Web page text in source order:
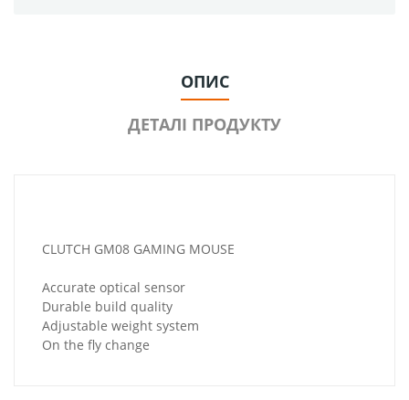
ОПИС
ДЕТАЛІ ПРОДУКТУ
CLUTCH GM08 GAMING MOUSE
Accurate optical sensor
Durable build quality
Adjustable weight system
On the fly change